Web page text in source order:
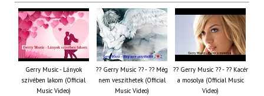
Gerry Music - Lányok
szívében lakom (Official
Music Video)
?? Gerry Music ?? - ?? Még
nem veszíthetek (Official
Music Video)
?? Gerry Music ?? - ?? Kacér
a mosolya (Official Music
Video)